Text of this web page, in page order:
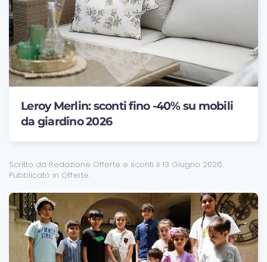
Leroy Merlin: sconti fino -40% su mobili
da giardino 2026
Scritto da Redazione Offerte e sconti il 13 Giugno 2026.
Pubblicato in Offerte.